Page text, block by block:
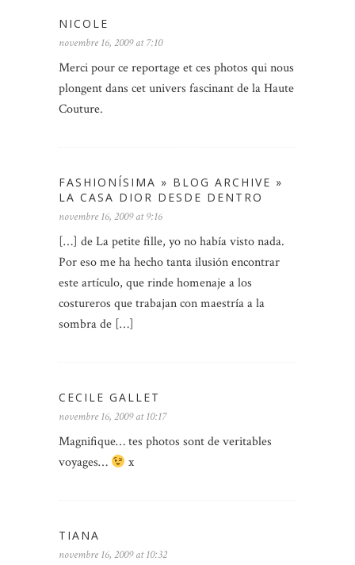
NICOLE
novembre 16, 2009 at 7:10
Merci pour ce reportage et ces photos qui nous
plongent dans cet univers fascinant de la Haute
Couture.
FASHIONÍSIMA » BLOG ARCHIVE »
LA CASA DIOR DESDE DENTRO
novembre 16, 2009 at 9:16
[…] de La petite fille, yo no había visto nada.
Por eso me ha hecho tanta ilusión encontrar
este artículo, que rinde homenaje a los
costureros que trabajan con maestría a la
sombra de […]
CECILE GALLET
novembre 16, 2009 at 10:17
Magnifique… tes photos sont de veritables
voyages…
x
TIANA
novembre 16, 2009 at 10:32